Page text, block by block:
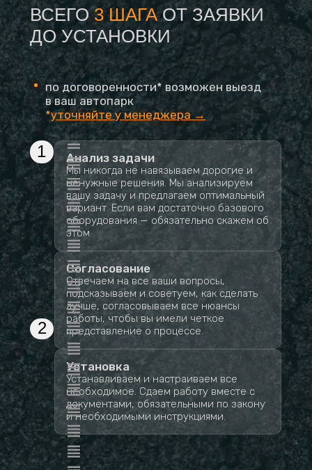
ВСЕГО3 ШАГАОТ ЗАЯВКИ
ДО УСТАНОВКИ
по договоренности* возможен выезд
в ваш автопарк
*уточняйте у менеджера →
1
2
Анализ задачи
Мы никогда не навязываем дорогие и
ненужные решения. Мы анализируем
вашу задачу и предлагаем оптимальный
вариант. Если вам достаточно базового
оборудования — обязательно скажем об
этом.
Согласование
Отвечаем на все ваши вопросы,
подсказываем и советуем, как сделать
лучше, согласовываем все нюансы
работы, чтобы вы имели четкое
представление о процессе.
Установка
Устанавливаем и настраиваем все
необходимое. Сдаем работу вместе с
документами, обязательными по закону
и необходимыми инструкциями.